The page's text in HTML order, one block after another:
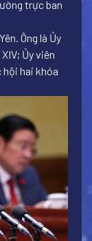
trực ban
Ông là Ủy
Ủy viên
hội hai khóa